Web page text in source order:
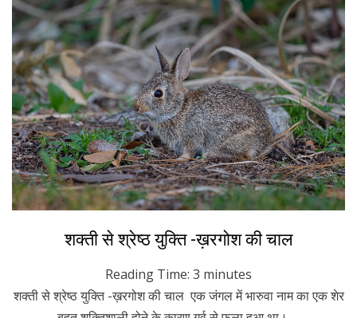
Posted
on
November 30, 2022
Hindi
शक्ती से श्रेष्ठ युक्ति -ख़रगोश की चाल
Reading Time: 3 minutes
शक्ती से श्रेष्ठ युक्ति -ख़रगोश की चाल एक जंगल में भारुवा नाम का एक शेर